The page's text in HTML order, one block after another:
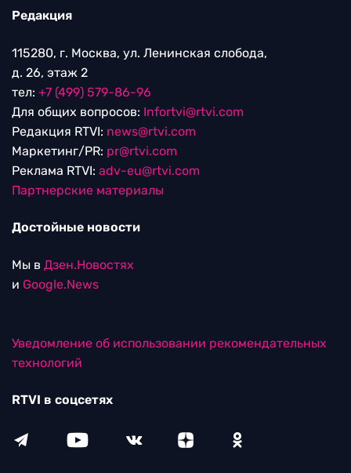
Редакция
115280, г. Москва, ул. Ленинская слобода,
д. 26, этаж 2
тел: +7 (499) 579-86-96
Для общих вопросов: Infortvi@rtvi.com
Редакция RTVI: news@rtvi.com
Маркетинг/PR: pr@rtvi.com
Реклама RTVI: adv-eu@rtvi.com
Партнерские материалы
Достойные новости
Мы в Дзен.Новостях
и Google.News
Уведомление об использовании рекомендательных
технологий
RTVI в соцсетях